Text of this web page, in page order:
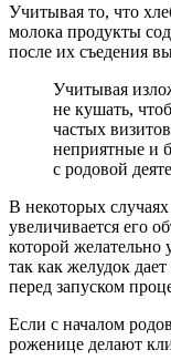
Учитывая то, что
молока продукты
после их съедения
Учитывая
не кушать,
частых
неприятные и
с родовой
В некоторых
увеличивается его
которой
так как желудок
перед запуском
Если с началом
роженице делают